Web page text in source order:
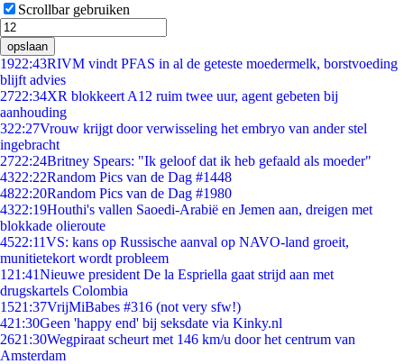
Scrollbar gebruiken
opslaan
1922:43RIVM vindt PFAS in al de geteste moedermelk, borstvoeding
blijft advies
2722:34XR blokkeert A12 ruim twee uur, agent gebeten bij
aanhouding
322:27Vrouw krijgt door verwisseling het embryo van ander stel
ingebracht
2722:24Britney Spears: "Ik geloof dat ik heb gefaald als moeder"
4322:22Random Pics van de Dag #1448
4822:20Random Pics van de Dag #1980
4322:19Houthi's vallen Saoedi-Arabië en Jemen aan, dreigen met
blokkade olieroute
4522:11VS: kans op Russische aanval op NAVO-land groeit,
munitietekort wordt probleem
1 21:41Nieuwe president De la Espriella gaat strijd aan met
drugskartels Colombia
1521:37VrijMiBabes #316 (not very sfw!)
421:30Geen 'happy end' bij seksdate via Kinky.nl
2621:30Wegpiraat scheurt met 146 km/u door het centrum van
Amsterdam